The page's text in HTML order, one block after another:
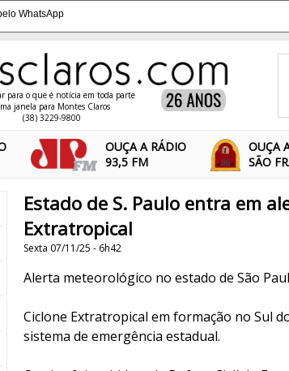
WhatsApp
para o que é notícia em toda parte
janela para Montes Claros
(38) 3229-9800
OUÇA A RÁDIO
93,5 FM
OUÇA
SÃO
Estado de S. Paulo entra em
Extratropical
Sexta 07/11/25 - 6h42
Alerta meteorológico no estado de São
Ciclone Extratropical em formação no Sul
sistema de emergência estadual.